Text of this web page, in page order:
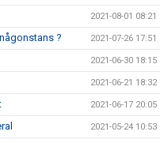
2021-08-01 08:21
? 2021-07-26 17:51
2021-06-30 18:15
2021-06-21 18:32
2021-06-17 20:05
2021-05-24 10:53